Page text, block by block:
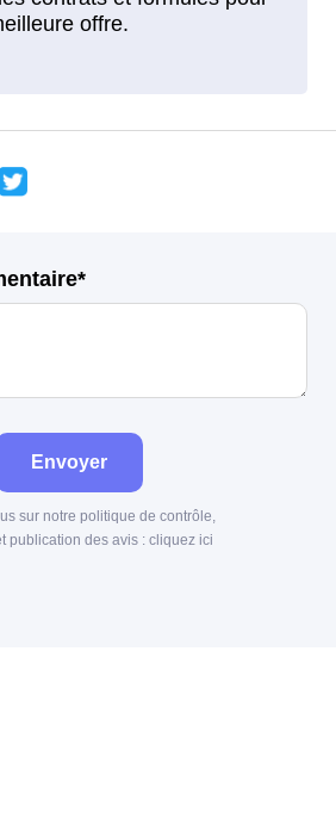
Envoyer
sur notre politique de contrôle,
publication des avis : cliquez ici